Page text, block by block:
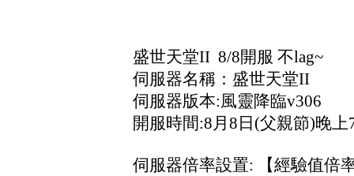
盛世天堂II 8/8開服 不lag~
伺服器名稱：盛世天堂II
伺服器版本:風靈降臨v306
開服時間:8月8日(父親節)晚上
伺服器倍率設置: 【經驗值倍